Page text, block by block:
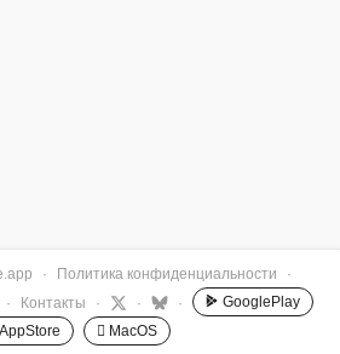
· Политика конфиденциальности
·
· Контакты · · ·
GooglePlay
 MacOS